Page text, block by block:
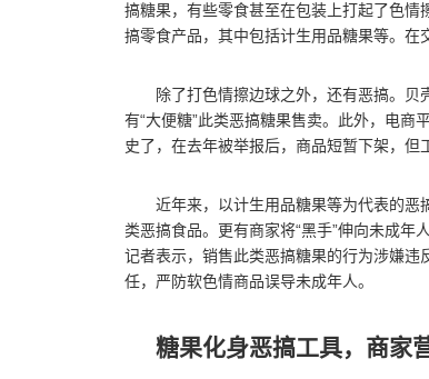
搞糖果，有些零食甚至在包装上打起了色情
搞零食产品，其中包括计生用品糖果等。在
除了打色情擦边球之外，还有恶搞。
有“大便糖”此类恶搞糖果售卖。此外，电
史了，在去年被举报后，商品短暂下架，但
近年来，以计生用品糖果等为代表的恶
类恶搞食品。更有商家将“黑手”伸向未成
记者表示，销售此类恶搞糖果的行为涉嫌
任，严防软色情商品误导未成年人。
糖果化身恶搞工具，商家